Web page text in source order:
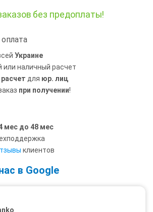
без предоплаты!
Украине
или наличный расчет
для юр. лиц
при получении!
мес до 48 мес
клиентов
в Google